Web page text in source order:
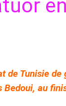
de Tunisie
Bedoui, au